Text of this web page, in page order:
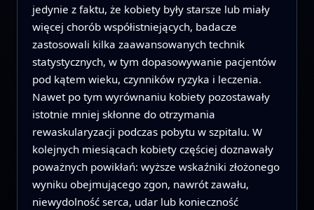
jedynie z faktu, że kobiety były starsze lub miały
więcej chorób współistniejących, badacze
zastosowali kilka zaawansowanych technik
statystycznych, w tym dopasowywanie pacjentów
pod kątem wieku, czynników ryzyka i leczenia.
Nawet po tym wyrównaniu kobiety pozostawały
istotnie mniej skłonne do otrzymania
rewaskularyzacji podczas pobytu w szpitalu. W
kolejnych miesiącach kobiety częściej doznawały
poważnych powikłań: wyższe wskaźniki złożonego
wyniku obejmującego zgon, nawrót zawału,
niewydolność serca, udar lub konieczność